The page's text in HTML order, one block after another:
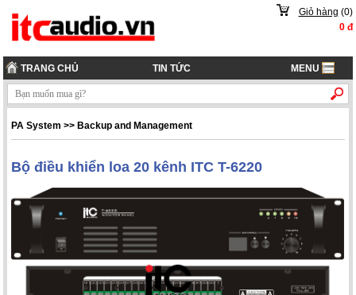
Giỏ hàng (0)
0đ
TRANG CHỦ TIN TỨC MENU
PA System >>Backup and Management
Bộ điều khiển loa 20 kênh ITC T-6220